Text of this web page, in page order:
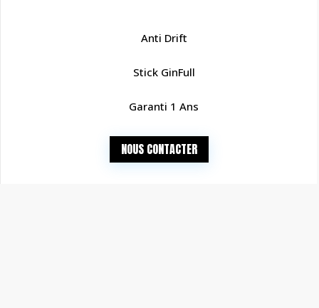
Anti Drift
Stick GinFull
Garanti 1 Ans
NOUS CONTACTER